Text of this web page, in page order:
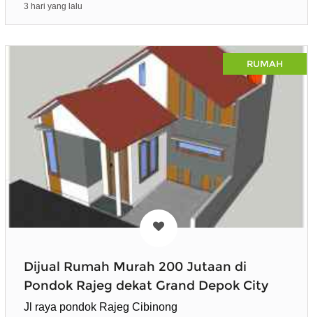
3 hari yang lalu
RUMAH
Dijual Rumah Murah 200 Jutaan di
Pondok Rajeg dekat Grand Depok City
Jl raya pondok Rajeg Cibinong